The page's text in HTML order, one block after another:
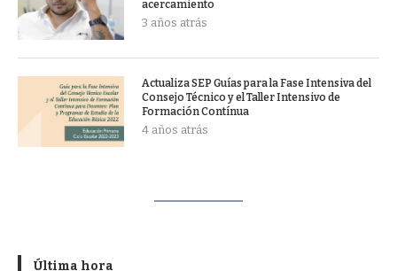
acercamiento
3 años atrás
Actualiza SEP Guías para la Fase Intensiva del
Consejo Técnico y el Taller Intensivo de
Formación Contínua
4 años atrás
Última hora